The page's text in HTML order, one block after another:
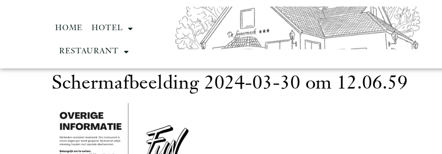
HOME HOTEL
RESTAURANT
Schermafbeelding 2024-03-30 om 12.06.59